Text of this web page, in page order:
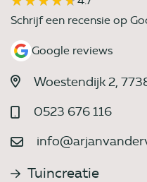
Schrijf een recensie op
Google reviews
Woestendijk 2,
0523 676 116
Tuincreatie